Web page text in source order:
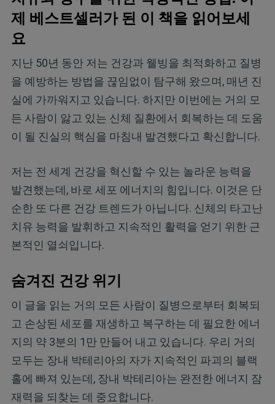
제 베스트셀러가 된 이 책을 읽어보세
요
지난 50년 동안 저는 건강과 웰빙을 최적화하고 질병
을 예방하는 방법을 끊임없이 탐구해 왔으며, 매년 진
실에 가까워지고 있습니다. 하지만 이번에는 거의 모
든 사람이 앓고 있는 신체 질환에서 회복하는 데 도움
이 될 진실의 핵심을 마침내 발견했다고 확신합니다.
저는 전 세계 건강을 혁신할 수 있는 놀라운 능력을
발견했는데, 바로 세포 에너지의 힘입니다. 이것은 단
순한 또 다른 건강 트렌드가 아닙니다. 신체의 타고난
치유 능력을 발휘하고 지속적인 활력을 얻기 위한 근
본적인 열쇠입니다.
숨겨진 건강 위기
이 글을 읽는 거의 모든 사람이 질병으로부터 회복되
고 손상된 세포를 재생하고 복구하는 데 필요한 에너
지의 약 3분의 1만 만들어 내고 있습니다. 우리 거의
모두는 장내 박테리아의 자가 지속적인 파괴의 블랙
홀에 빠져 있는데, 장내 박테리아는 완전한 에너지 잠
재력을 되찾는 데 중요합니다.